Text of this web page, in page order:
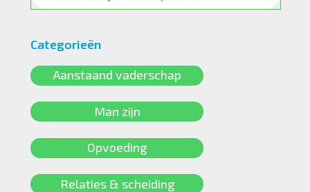
Categorieën
Aanstaand vaderschap
Man zijn
Opvoeding
Relaties & scheiding